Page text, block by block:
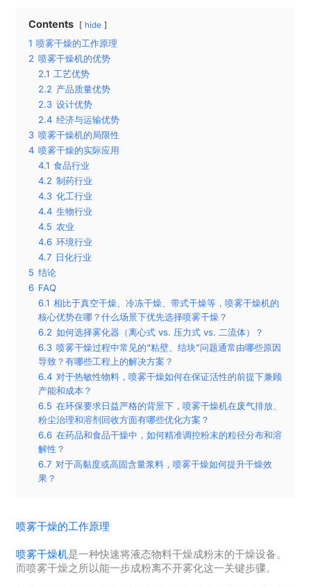
Contents hide
1 喷雾干燥的工作原理
2 喷雾干燥机的优势
2.1 工艺优势
2.2 产品质量优势
2.3 设计优势
2.4 经济与运输优势
3 喷雾干燥机的局限性
4 喷雾干燥的实际应用
4.1 食品行业
4.2 制药行业
4.3 化工行业
4.4 生物行业
4.5 农业
4.6 环境行业
4.7 日化行业
5 结论
6 FAQ
6.1 相比于真空干燥、冷冻干燥、带式干燥等，喷雾干燥机的
核心优势在哪？什么场景下优先选择喷雾干燥？
6.2 如何选择雾化器（离心式 vs. 压力式 vs. 二流体）？
6.3 喷雾干燥过程中常见的“粘壁、结块”问题通常由哪些原因
导致？有哪些工程上的解决方案？
6.4 对于热敏性物料，喷雾干燥如何在保证活性的前提下兼顾
产能和成本？
6.5 在环保要求日益严格的背景下，喷雾干燥机在废气排放、
粉尘治理和溶剂回收方面有哪些优化方案？
6.6 在药品和食品干燥中，如何精准调控粉末的粒径分布和溶
解性？
6.7 对于高黏度或高固含量浆料，喷雾干燥如何提升干燥效
果？
喷雾干燥的工作原理
喷雾干燥机是一种快速将液态物料干燥成粉末的干燥设备。
而喷雾干燥之所以能一步成粉离不开雾化这一关键步骤。